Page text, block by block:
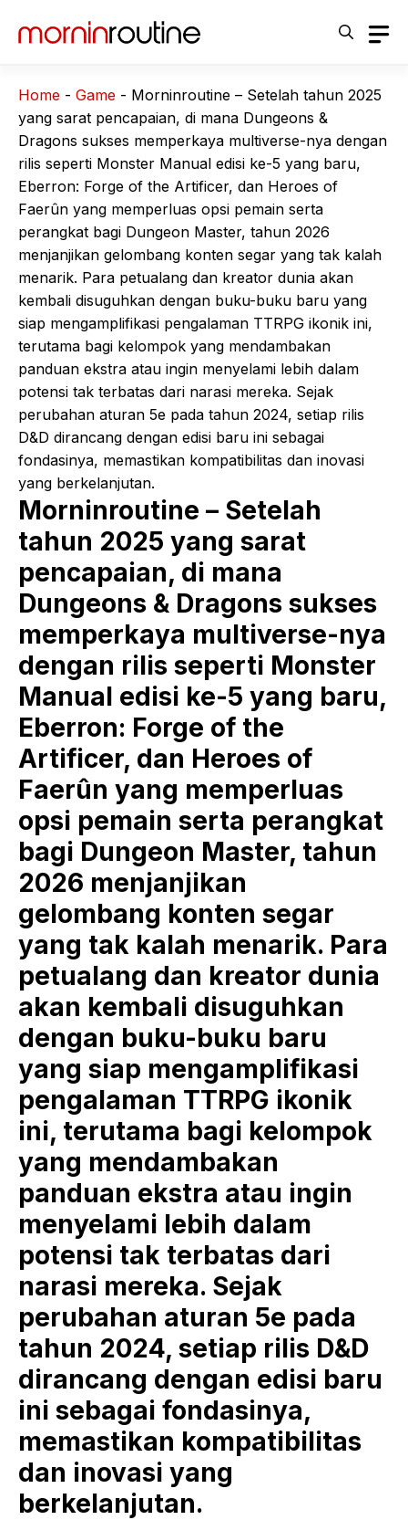
Home - Game - Morninroutine – Setelah tahun 2025
yang sarat pencapaian, di mana Dungeons &
Dragons sukses memperkaya multiverse-nya dengan
rilis seperti Monster Manual edisi ke-5 yang baru,
Eberron: Forge of the Artificer, dan Heroes of
Faerûn yang memperluas opsi pemain serta
perangkat bagi Dungeon Master, tahun 2026
menjanjikan gelombang konten segar yang tak kalah
menarik. Para petualang dan kreator dunia akan
kembali disuguhkan dengan buku-buku baru yang
siap mengamplifikasi pengalaman TTRPG ikonik ini,
terutama bagi kelompok yang mendambakan
panduan ekstra atau ingin menyelami lebih dalam
potensi tak terbatas dari narasi mereka. Sejak
perubahan aturan 5e pada tahun 2024, setiap rilis
D&D dirancang dengan edisi baru ini sebagai
fondasinya, memastikan kompatibilitas dan inovasi
yang berkelanjutan.
Morninroutine – Setelah
tahun 2025 yang sarat
pencapaian, di mana
Dungeons & Dragons sukses
memperkaya multiverse-nya
dengan rilis seperti Monster
Manual edisi ke-5 yang baru,
Eberron: Forge of the
Artificer, dan Heroes of
Faerûn yang memperluas
opsi pemain serta perangkat
bagi Dungeon Master, tahun
2026 menjanjikan
gelombang konten segar
yang tak kalah menarik. Para
petualang dan kreator dunia
akan kembali disuguhkan
dengan buku-buku baru
yang siap mengamplifikasi
pengalaman TTRPG ikonik
ini, terutama bagi kelompok
yang mendambakan
panduan ekstra atau ingin
menyelami lebih dalam
potensi tak terbatas dari
narasi mereka. Sejak
perubahan aturan 5e pada
tahun 2024, setiap rilis D&D
dirancang dengan edisi baru
ini sebagai fondasinya,
memastikan kompatibilitas
dan inovasi yang
berkelanjutan.